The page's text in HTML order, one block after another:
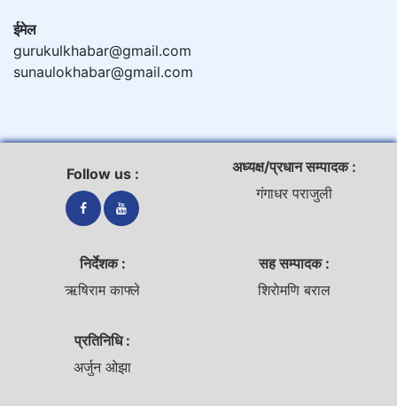
ईमेल
gurukulkhabar@gmail.com
sunaulokhabar@gmail.com
Follow us :
अध्यक्ष/प्रधान सम्पादक :
गंगाधर पराजुली
निर्देशक :
ऋषिराम काफ्ले
सह सम्पादक :
शिराेमणि बराल
प्रतिनिधि :
अर्जुन ओझा